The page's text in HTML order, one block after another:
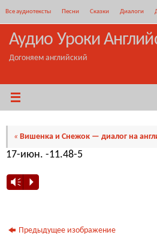
содержимому
Все аудиотексты Песни Сказки Диалоги
Аудио Уроки
Догоняем английский
« Вишенка и Снежок — диалог на
17-июн. -11.48​-5
Vm P
Предыдущее изображение